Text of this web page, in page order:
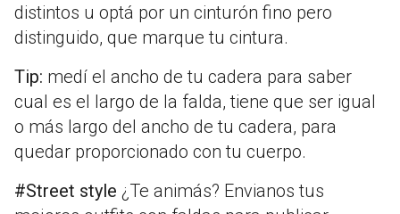
distintos u optá por un cinturón fino pero
distinguido, que marque tu cintura.
Tip: medí el ancho de tu cadera para saber
cual es el largo de la falda, tiene que ser igual
o más largo del ancho de tu cadera, para
quedar proporcionado con tu cuerpo.
#Street style ¿Te animás? Envianos tus